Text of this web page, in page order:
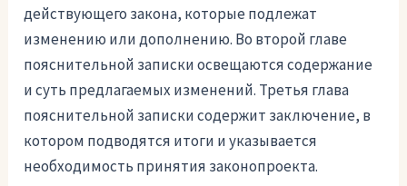
действующего закона, которые подлежат
изменению или дополнению. Во второй главе
пояснительной записки освещаются содержание
и суть предлагаемых изменений. Третья глава
пояснительной записки содержит заключение, в
котором подводятся итоги и указывается
необходимость принятия законопроекта.